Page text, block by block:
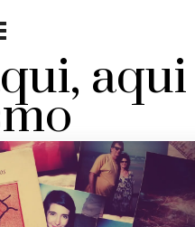
aqui